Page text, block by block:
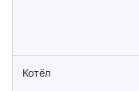
Котёл